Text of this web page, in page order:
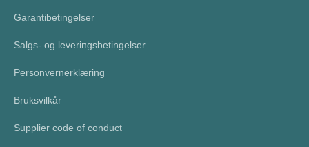
Garantibetingelser
Salgs- og leveringsbetingelser
Personvernerklæring
Bruksvilkår
Supplier code of conduct